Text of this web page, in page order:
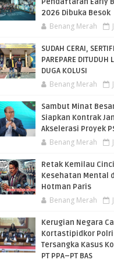
2026 Dibuka Besok
Benang Merah
SUDAH CERAI,
PAREPARE DITUDUH
DUGA KOLUSI
Benang Merah
Sambut Minat
Siapkan Kontrak
Akselerasi Proyek
Benang Merah
Retak Kemilau
Kesehatan Mental
Hotman Paris
Benang Merah
Kerugian Negara
Kortastipidkor
Tersangka Kasus
PT PPA–PT BAS